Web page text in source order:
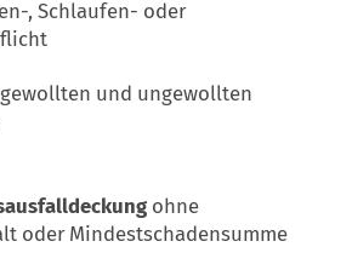
, Schlaufen- oder
und ungewollten
ohne
oder Mindestschadensumme